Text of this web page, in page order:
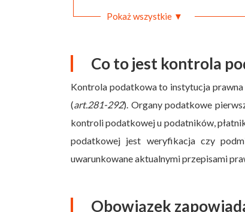
Pokaż wszystkie ▼
Co to jest kontrola
Kontrola podatkowa to instytucja
(art.281-292). Organy podatkowe
kontroli podatkowej u podatników,
podatkowej jest weryfikacja czy
uwarunkowane aktualnymi przepisami
Obowiązek